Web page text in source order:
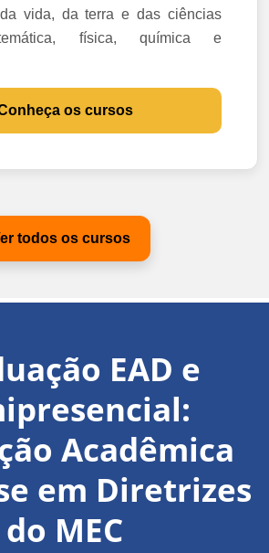
vida, da terra e das ciências
física, química e
os cursos
todos os cursos
EAD e
Acadêmica
em Diretrizes
do MEC